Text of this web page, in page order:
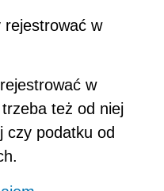
rejestrować w
w
też od niej
czy podatku od